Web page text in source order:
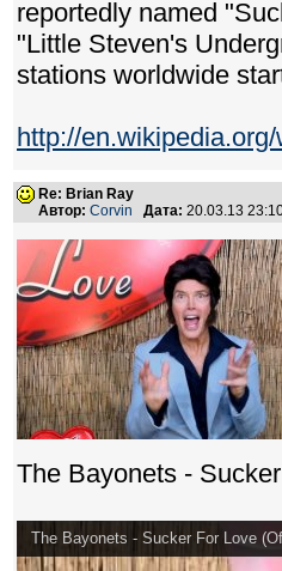
reportedly named
"Little Steven's
stations worldwide
http://
Re: Brian Ray
Автор: Corvin Дата: 20.03.13
The Bayonets -
The Bayonets - Sucker For Love